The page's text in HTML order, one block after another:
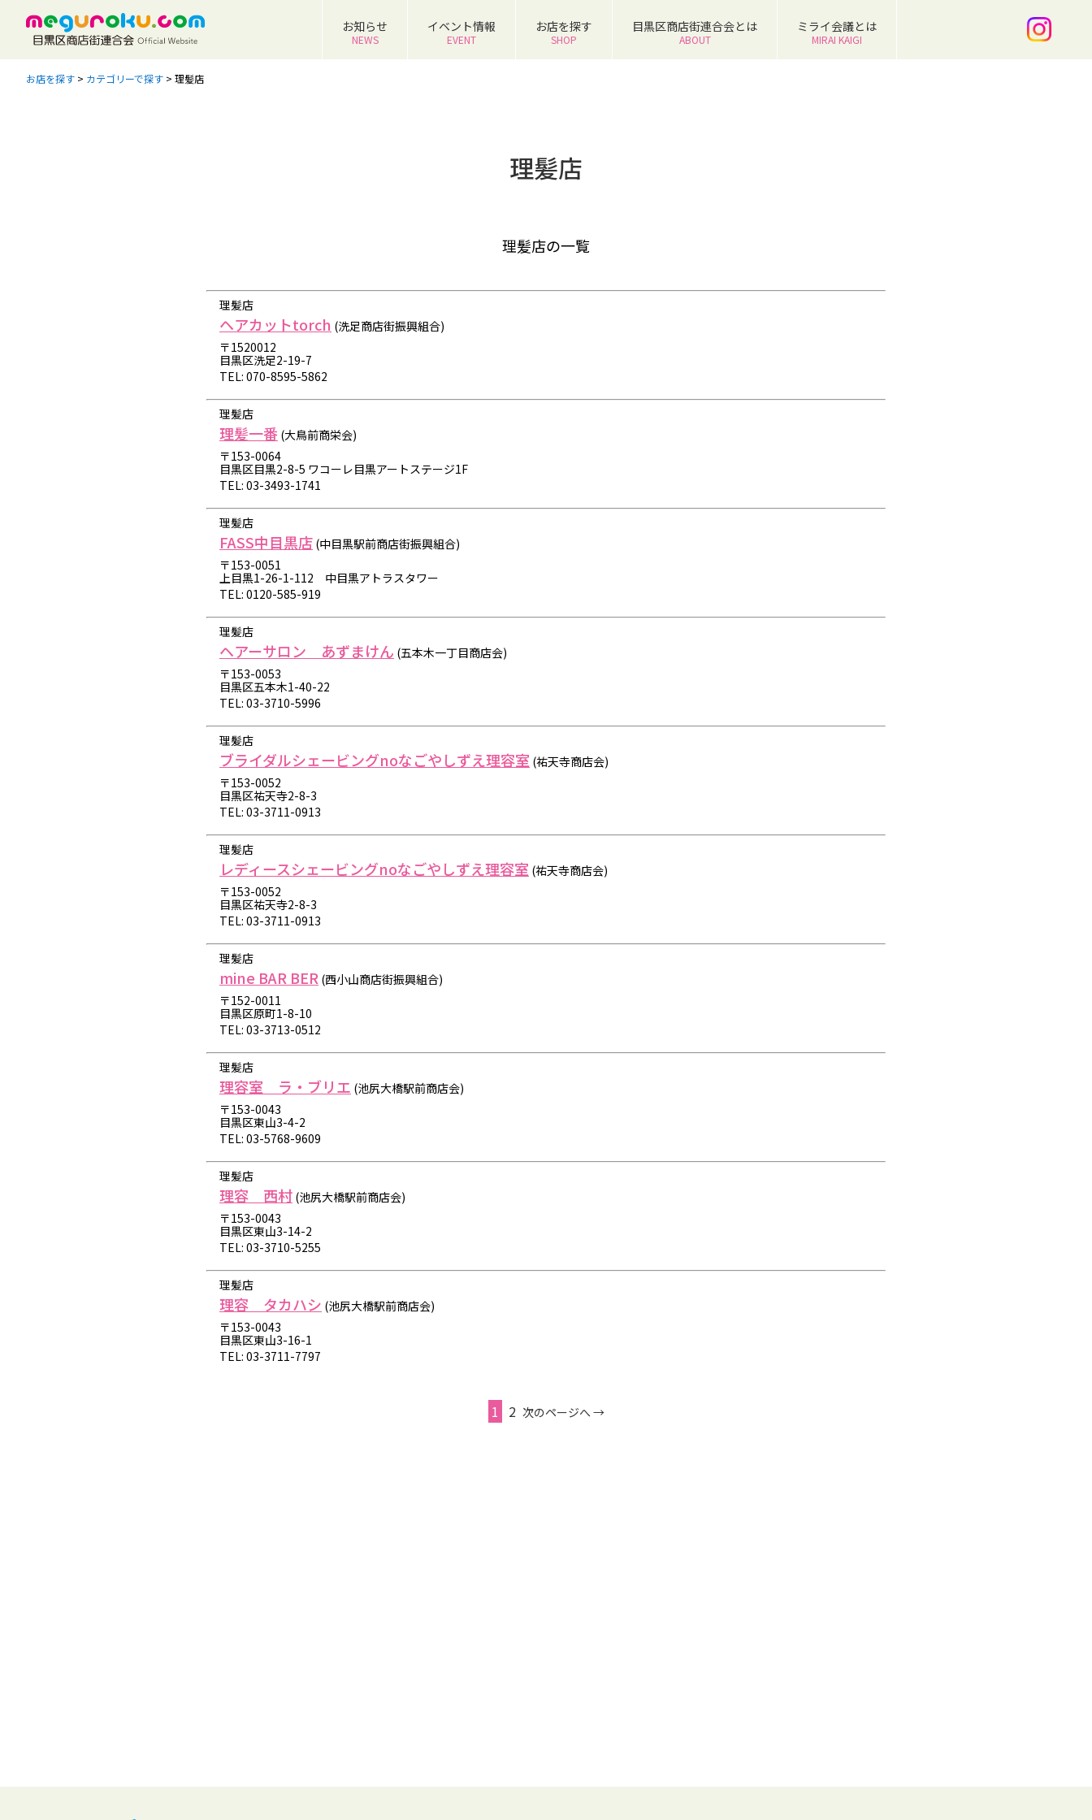
お知らせ
NEWS
イベント情報
EVENT
お店を探す
SHOP
目黒区商店街連合会とは
ABOUT
ミライ会議とは
MIRAI KAIGI
お店を探す > カテゴリーで探す > 理髪店
理髪店
理髪店の一覧
理髪店
ヘアカットtorch (洗足商店街振興組合)
〒1520012
目黒区洗足2-19-7
TEL: 070-8595-5862
理髪店
理髪一番 (大鳥前商栄会)
〒153-0064
目黒区目黒2-8-5 ワコーレ目黒アートステージ1F
TEL: 03-3493-1741
理髪店
FASS中目黒店 (中目黒駅前商店街振興組合)
〒153-0051
上目黒1-26-1-112 中目黒アトラスタワー
TEL: 0120-585-919
理髪店
ヘアーサロン あずまけん (五本木一丁目商店会)
〒153-0053
目黒区五本木1-40-22
TEL: 03-3710-5996
理髪店
ブライダルシェービングnoなごやしずえ理容室 (祐天寺商店会)
〒153-0052
目黒区祐天寺2-8-3
TEL: 03-3711-0913
理髪店
レディースシェービングnoなごやしずえ理容室 (祐天寺商店会)
〒153-0052
目黒区祐天寺2-8-3
TEL: 03-3711-0913
理髪店
mine BAR BER (西小山商店街振興組合)
〒152-0011
目黒区原町1-8-10
TEL: 03-3713-0512
理髪店
理容室 ラ・ブリエ (池尻大橋駅前商店会)
〒153-0043
目黒区東山3-4-2
TEL: 03-5768-9609
理髪店
理容 西村 (池尻大橋駅前商店会)
〒153-0043
目黒区東山3-14-2
TEL: 03-3710-5255
理髪店
理容 タカハシ (池尻大橋駅前商店会)
〒153-0043
目黒区東山3-16-1
TEL: 03-3711-7797
1 2 次のページへ →